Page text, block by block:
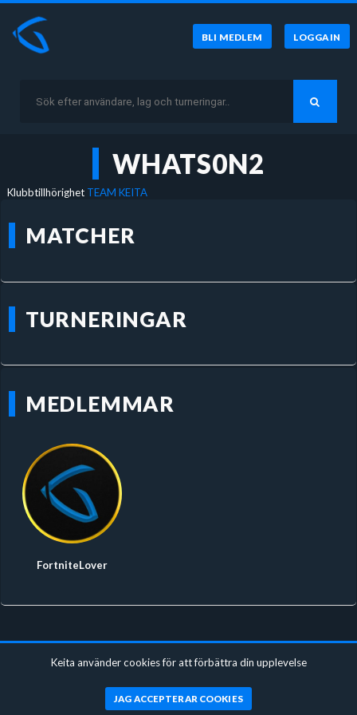
BLI MEDLEM LOGGA IN
WHATS0N2
Klubbtillhörighet TEAM KEITA
MATCHER
TURNERINGAR
MEDLEMMAR
FortniteLover
Keita använder cookies för att förbättra din upplevelse
JAG ACCEPTERAR COOKIES